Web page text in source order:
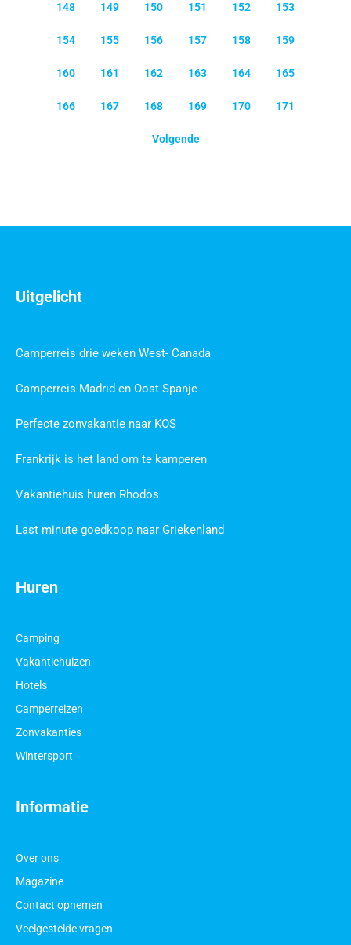
148 149 150 151 152 153
154 155 156 157 158 159
160 161 162 163 164 165
166 167 168 169 170 171
Volgende
Informatie
Over ons
Magazine
Contact opnemen
Veelgestelde vragen
Huren
Camping
Vakantiehuizen
Hotels
Camperreizen
Zonvakanties
Wintersport
Uitgelicht
Camperreis drie weken West- Canada
Camperreis Madrid en Oost Spanje
Perfecte zonvakantie naar KOS
Frankrijk is het land om te kamperen
Vakantiehuis huren Rhodos
Last minute goedkoop naar Griekenland